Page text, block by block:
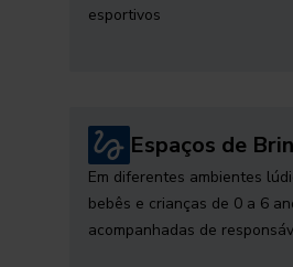
esportivos
Espaços de
Em diferentes ambientes
bebês e crianças de 0 a 6
acompanhadas de